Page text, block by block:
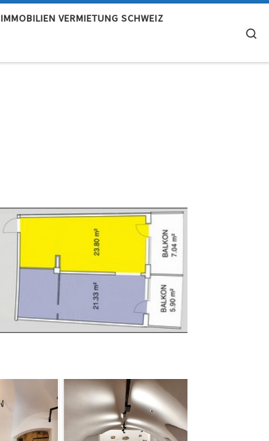
IMMOBILIEN VERMIETUNG SCHWEIZ